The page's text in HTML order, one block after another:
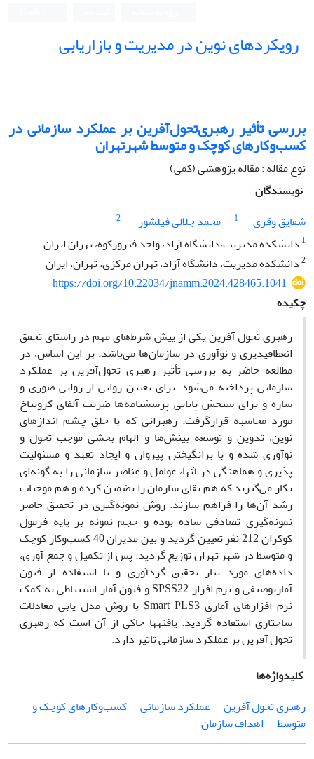
رویکردهای نوین در مدیریت و بازاریابی
بررسی تأثیر رهبری‌تحول‌آفرین بر عملکرد‌ سازمانی در
کسب‌وکارهای کوچک و متوسط شهرتهران
نوع مقاله : مقاله پژوهشی (کمی)
نویسندگان
شقایق وقری
1 محمد جلالی فیلشور
2
1 دانشکده مدیریت،دانشگاه آزاد، واحد فیروزکوه، تهران ایران
2دانشکده مدیریت، دانشگاه آزاد، تهران مرکزی، تهران، ایران
https://doi.org/10.22034/jnamm.2024.428465.1041
چکیده
رهبری تحول آفرین یکی از پیش شرط‌های مهم در راستای تحقق
انعطافپذیری و نوآوری در سازمان‌ها می‌باشد. بر این اساس، در
مطالعه حاضر به بررسی تأثیر رهبری تحول‌آفرین بر عملکرد
سازمانی پرداخته می‌شود. برای تعیین روایی از روایی صوری و
سازه و برای سنجش پایایی پرسشنامه‌ها ضریب آلفای کرونباخ
مورد محاسبه قرارگرفت. رهبرانی که با خلق چشم اندازهای
نوین، تدوین و توسعه بینش‌ها و الهام بخشی موجب تحول و
نوآوری شده و با برانگیختن پیروان و ایجاد تعهد و مسئولیت
پذیری و هماهنگی در آنها، عوامل و عناصر سازمانی را به گونه‌ای
بکار می‌گیرند که هم بقای سازمان را تضمین کرده و هم موجبات
رشد آن‌ها را فراهم سازند. روش نمونه‌گیری در تحقیق حاضر
نمونه‌گیری تصادفی ساده بوده و حجم نمونه بر پایه فرمول
کوکران 212 نفر تعیین گردید و بین مدیران 40 کسب‌وکار کوچک
و متوسط در شهر تهران توزیع گردید. پس از تکمیل و جمع آوری،
داده‌های مورد نیاز تحقیق گردآوری و با استفاده از فنون
آمارتوصیفی و نرم افزار SPSS22 و فنون آمار استنباطی به کمک
نرم افزارهای آماری Smart PLS3 با روش مدل یابی معادلات
ساختاری استفاده گردید. یافته‏ها حاکی از آن است که رهبری
تحول آفرین بر عملکرد سازمانی تاثیر دارد.
کلیدواژه‌ها
رهبری تحول آفرین
عملکرد سازمانی
کسب‌وکارهای کوچک و
متوسط
اهداف سازمان